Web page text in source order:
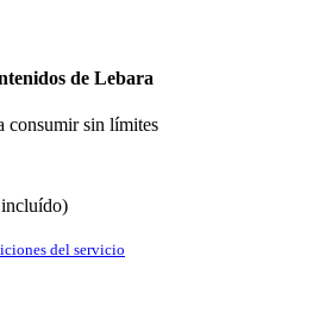
de Lebara
consumir sin límites
del servicio